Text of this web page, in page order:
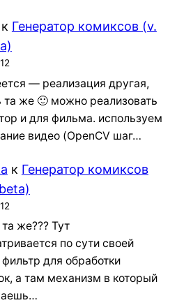
к Генератор комиксов (v.
— реализация другая,
та же 🙂 можно реализовать
и для фильма. используем
видео (OpenCV шаг…
к Генератор комиксов
та же??? Тут
по сути своей
для обработки
а там механизм в который